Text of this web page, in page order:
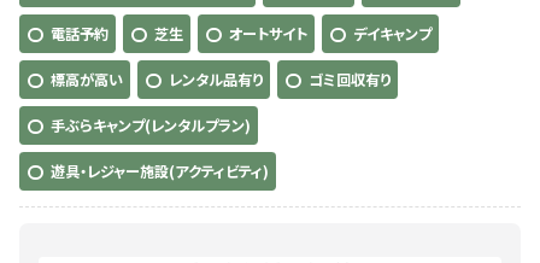
電話予約 芝生 オートサイト デイキャンプ
標高が高い レンタル品有り ゴミ回収有り
手ぶらキャンプ(レンタルプラン)
遊具・レジャー施設(アクティビティ)